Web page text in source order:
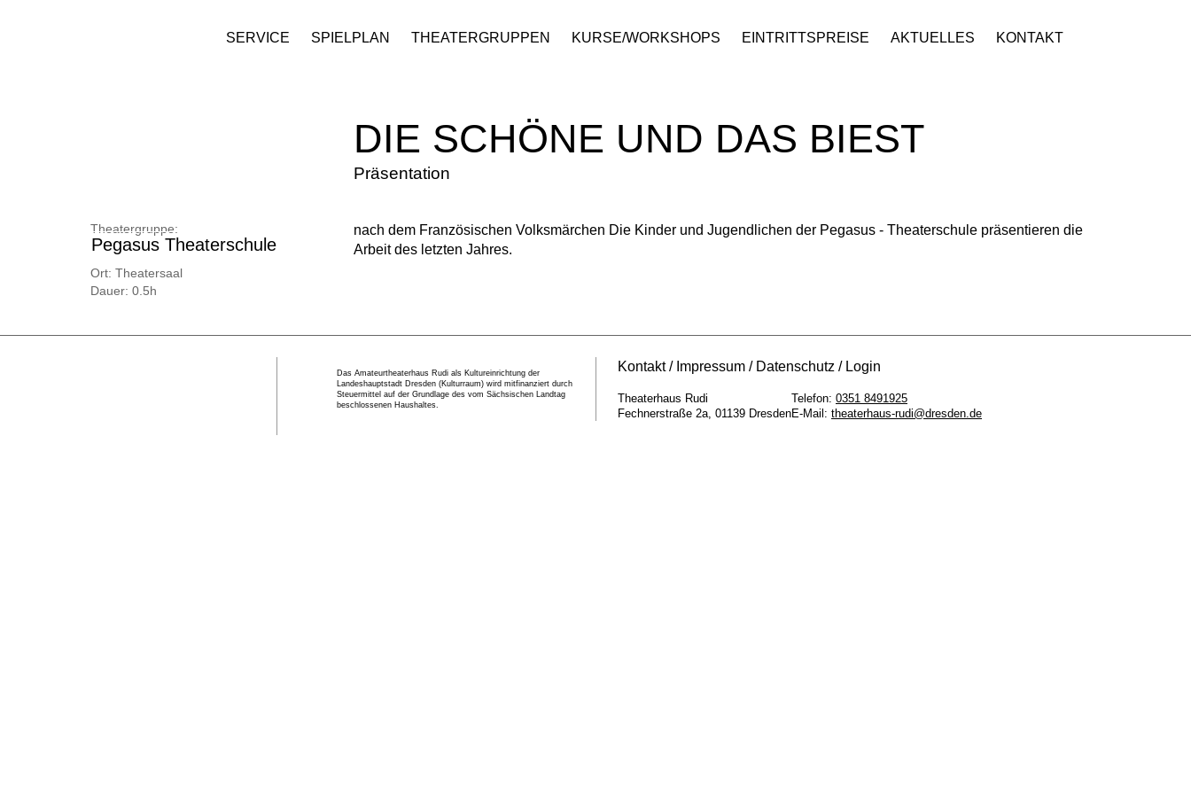
SERVICE SPIELPLAN THEATERGRUPPEN KURSE/WORKSHOPS EINTRITTSPREISE AKTUELLES KONTAKT
DIE SCHÖNE UND DAS BIEST
Präsentation
Theatergruppe:
Pegasus Theaterschule
Ort: Theatersaal
Dauer: 0.5h
nach dem Französischen Volksmärchen Die Kinder und Jugendlichen der Pegasus - Theaterschule präsentieren die
Arbeit des letzten Jahres.
Das Amateurtheaterhaus Rudi als Kultureinrichtung der
Landeshauptstadt Dresden (Kulturraum) wird mitfinanziert durch
Steuermittel auf der Grundlage des vom Sächsischen Landtag
beschlossenen Haushaltes.
Kontakt Impressum Datenschutz Login
Theaterhaus Rudi
Fechnerstraße 2a 01139 Dresden
Telefon: 0351 8491925
E-Mail: theaterhaus-rudi@dresden.de